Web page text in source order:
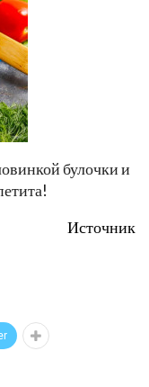
булочки и
Источник